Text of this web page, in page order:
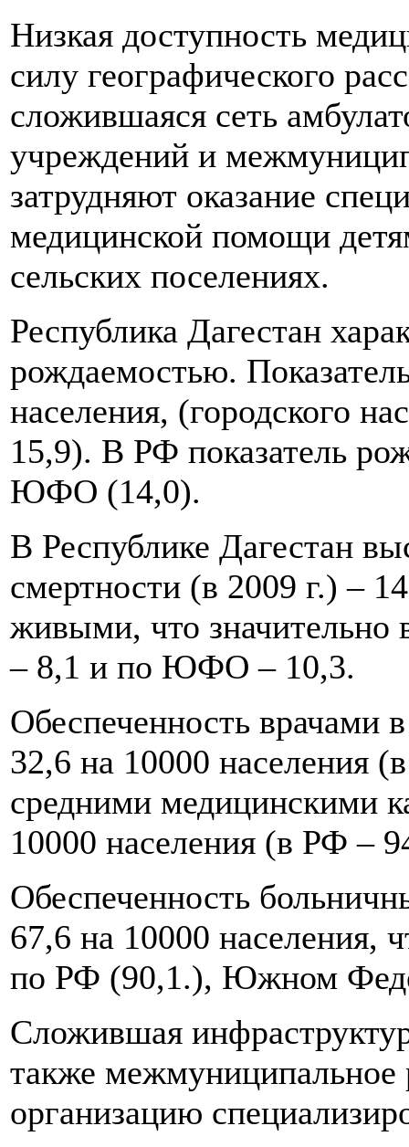
Низкая доступность
силу географического
сложившаяся сеть
учреждений и
затрудняют оказание
медицинской помощи
сельских поселениях.
Республика Дагестан
рождаемостью.
населения, (городского
15,9). В РФ показатель
ЮФО (14,0).
В Республике Дагестан
смертности (в 2009 г.) –
живыми, что
– 8,1 и по ЮФО – 10,3.
Обеспеченность врачами
32,6 на 10000 населения
средними медицинскими
10000 населения (в РФ –
Обеспеченность
67,6 на 10000 населения,
по РФ (90,1.), Южном
Сложившая
также
организацию